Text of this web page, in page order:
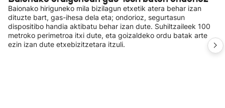
Baionako hiriguneko mila bizilagun etxetik atera behar izan
dituzte bart, gas-ihesa dela eta; ondorioz, segurtasun
dispositibo handia aktibatu behar izan dute. Suhiltzaileek 100
metroko perimetroa itxi dute, eta goizaldeko ordu batak arte
ezin izan dute etxebizitzetara itzuli.